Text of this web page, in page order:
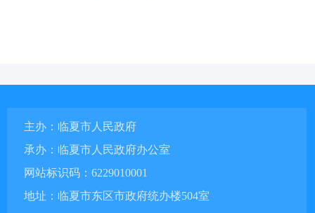
主办：临夏市人民政府
承办：临夏市人民政府办公室
网站标识码：6229010001
地址：临夏市东区市政府统办楼504室